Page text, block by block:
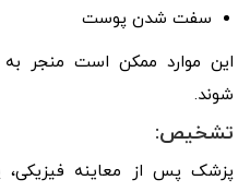
سفت شدن پوست
این موارد ممکن است منجر به
شوند.
تشخیص:
پزشک پس از معاینه فیزیکی،